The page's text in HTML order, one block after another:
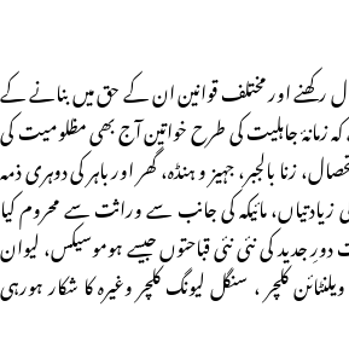
رکھنے اور مختلف قوانین ان کے حق میں بنانے کے
زمانۂ جاہلیت کی طرح خواتین آج بھی مظلومیت کی
زنا بالجبر، جہیز و ہنڈہ، گھر اور باہر کی دوہری ذمہ
مائیکہ کی جانب سے وراثت سے محروم کیا
جدید کی نئی نئی قباحتوں جیسے ہوموسیکس، لیوان
کلچر ، سنگل لیونگ کلچر وغیرہ کا شکار ہورہی